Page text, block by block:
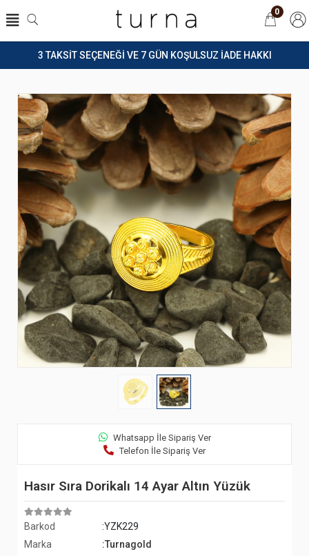
3 TAKSİT SEÇENEĞİ VE 7 GÜN KOŞULSUZ İADE HAKKI
0
Whatsapp İle Sipariş Ver
Telefon İle Sipariş Ver
Hasır Sıra Dorikalı 14 Ayar Altın Yüzük
Barkod
:YZK229
Marka
:Turnagold